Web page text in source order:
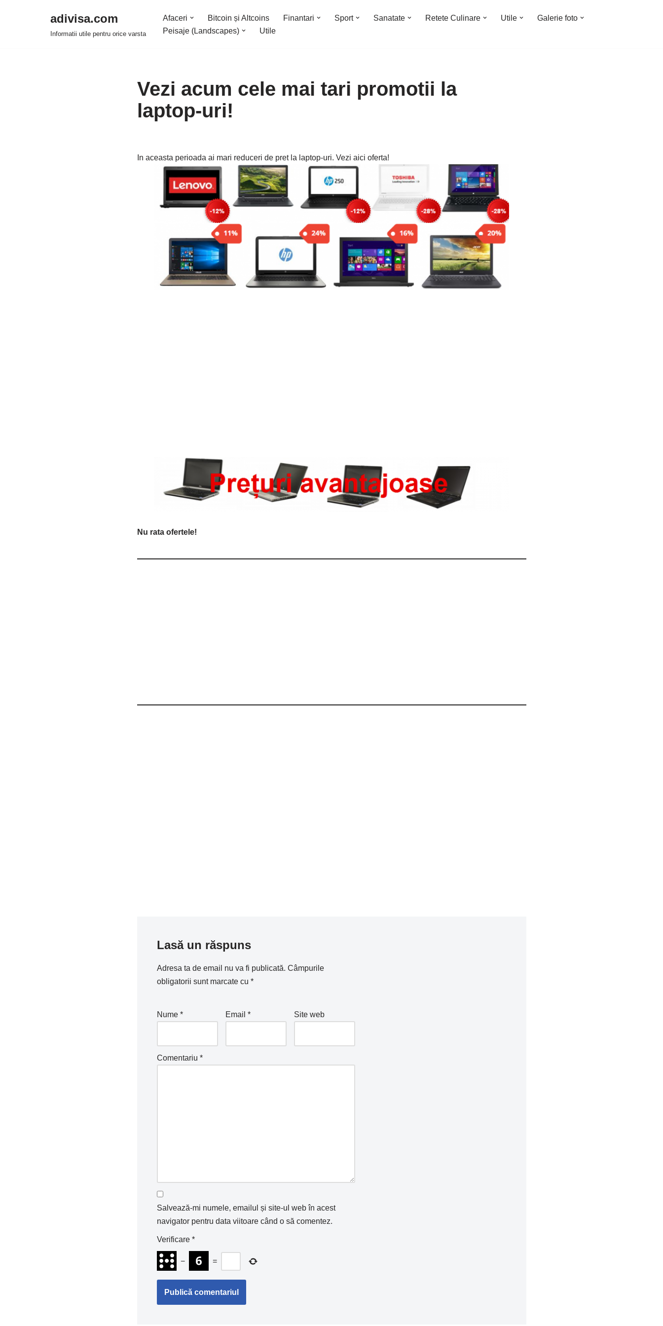
adivisa.com
Informatii utile pentru orice varsta
Afaceri Bitcoin și Altcoins Finantari Sport Sanatate Retete Culinare Utile
Galerie foto
Peisaje (Landscapes)
Utile
Vezi acum cele mai tari promotii la
laptop-uri!
In aceasta perioada ai mari reduceri de pret la laptop-uri. Vezi aici oferta!
Nu rata ofertele!
Lasă un răspuns
Adresa ta de email nu va fi publicată. Câmpurile
obligatorii sunt marcate cu *
Nume * Email * Site web
Comentariu *
Salvează-mi numele, emailul și site-ul web în acest
navigator pentru data viitoare când o să comentez.
Verificare*
− =